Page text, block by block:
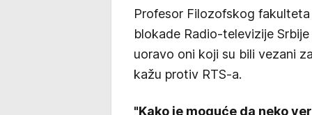
Profesor Filozofskog
blokade Radio-televizije
uoravo oni koji su bili vezani
kažu protiv RTS-a.
"Kako je moguće da neko